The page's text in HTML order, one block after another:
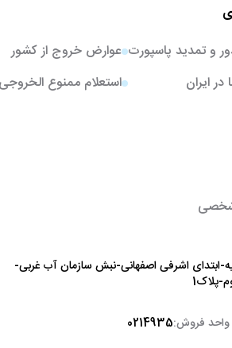
و تمدید پاسپورت
ایران
عوارض خروج از کشور
استعلام ممنوع
ابتدای اشرفی اصفهانی-نبش سازمان آب غربی-
پلاک1
واحد فروش:0214935